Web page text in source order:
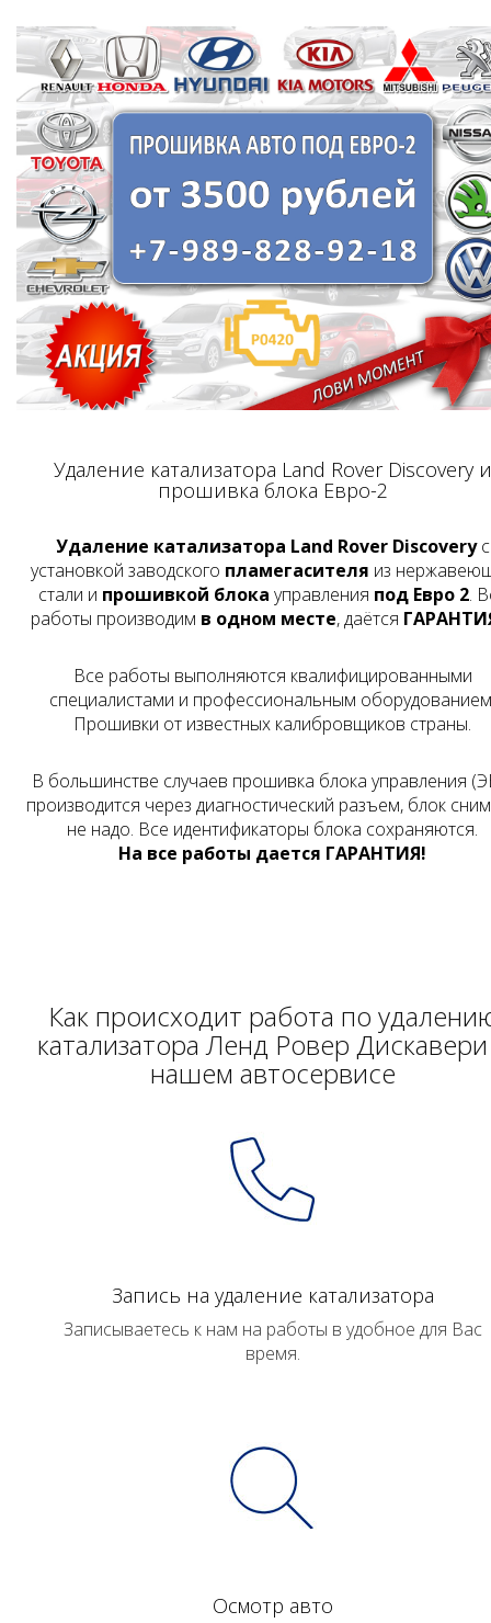
Удаление катализатора Land Rover Discovery и
прошивка блока Евро-2
Удаление катализатора Land Rover Discoveryс
установкой заводского пламегасителя из
стали и прошивкой блока управления под Евро 2.
работы производим в одном месте, даётся
Все работы выполняются квалифицированными
специалистами и профессиональным
Прошивки от известных калибровщиков страны.
В большинстве случаев прошивка блока управления
производится через диагностический разъем, блок
не надо. Все идентификаторы блока сохраняются.
На все работы дается ГАРАНТИЯ!
Как происходит работа по
катализатора Ленд Ровер
нашем автосервисе
Запись на удаление катализатора
Записываетесь к нам на работы в удобное для Вас
время.
Осмотр авто